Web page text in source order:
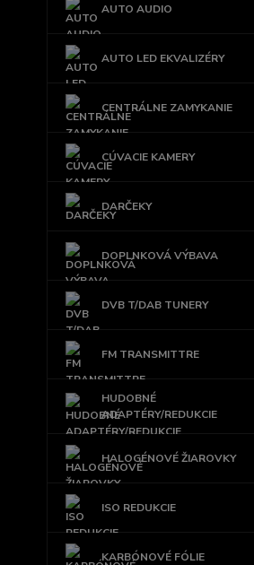
AUTO AUDIO
AUTO LED EKVALIZÉRY
CENTRÁLNE ZAMYKANIE
CÚVACIE KAMERY
DARČEKY
DOPLNKOVÁ VÝBAVA
DVB T/DAB TUNERY
FM TRANSMITTRE
HUDOBNÉ
ADAPTÉRY/REDUKCIE
HALOGÉNOVÉ ŽIAROVKY
ISO REDUKCIE
KARBÓNOVÉ FÓLIE